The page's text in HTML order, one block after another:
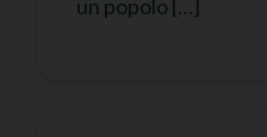
un popolo […]